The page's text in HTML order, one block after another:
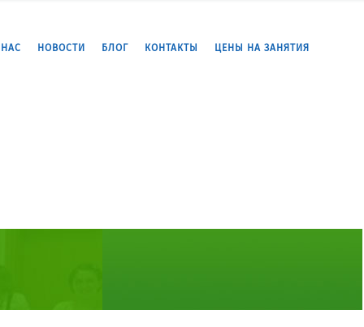
НОВОСТИ БЛОГ КОНТАКТЫ ЦЕНЫ НА ЗАНЯТИЯ